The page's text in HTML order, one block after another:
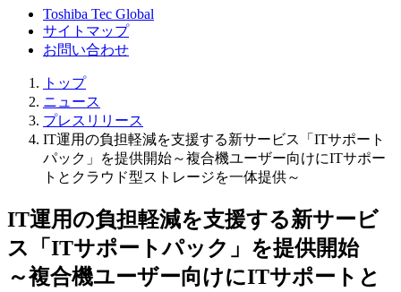
Toshiba Tec Global
サイトマップ
お問い合わせ
トップ
ニュース
プレスリリース
IT運用の負担軽減を支援する新サービス「ITサポート
パック」を提供開始～複合機ユーザー向けにITサポー
トとクラウド型ストレージを一体提供～
IT運用の負担軽減を支援する新サービ
ス「ITサポートパック」を提供開始
～複合機ユーザー向けにITサポートと